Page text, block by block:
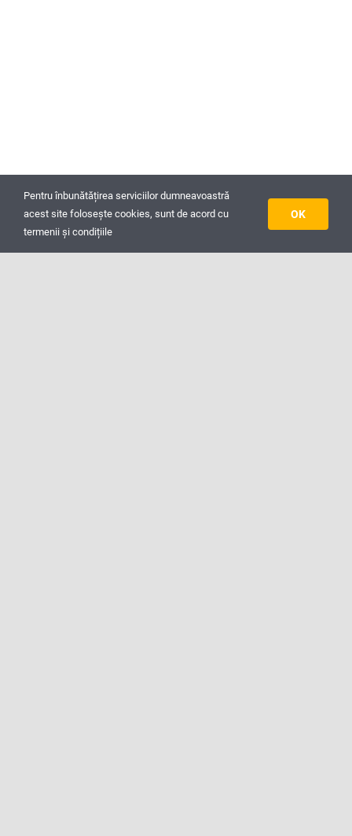
Pentru înbunătățirea serviciilor dumneavoastră
acest site folosește cookies, sunt de acord cu
termenii și condițiile
OK
Contactează-mă
Contactează-mă